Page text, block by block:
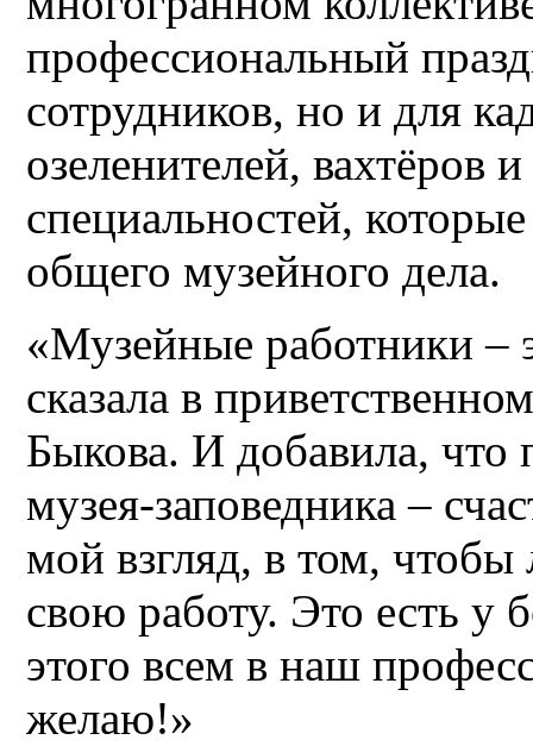
профессиональный
сотрудников, но и для
озеленителей, вахтёров
специальностей,
общего музейного дела.
«Музейные работники –
сказала в
Быкова. И добавила,
музея-заповедника –
мой взгляд, в том,
свою работу. Это есть у
этого всем в наш
желаю!»